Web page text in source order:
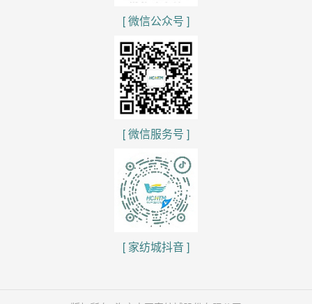
[ 微信公众号 ]
[ 微信服务号 ]
[ 家纺城抖音 ]